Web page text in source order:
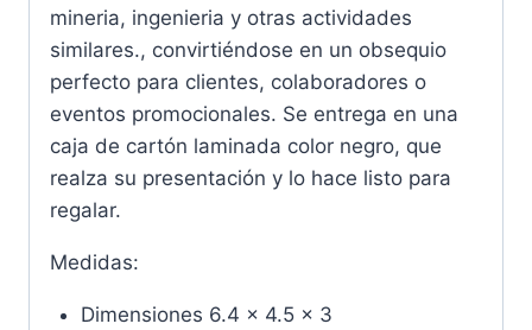
mineria, ingenieria y otras actividades
similares., convirtiéndose en un obsequio
perfecto para clientes, colaboradores o
eventos promocionales. Se entrega en una
caja de cartón laminada color negro, que
realza su presentación y lo hace listo para
regalar.
Medidas:
Dimensiones 6.4 x 4.5 x 3